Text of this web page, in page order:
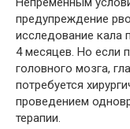
предупреждение
исследование кала
4 месяцев. Но если
головного мозга,
потребуется
проведением
терапии.